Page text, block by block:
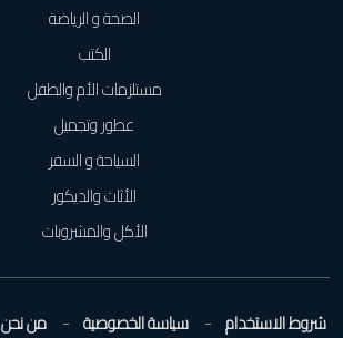
الصحة و الرياضة
الكتب
مستلزمات الأم والطفل
عطور وتجميل
السياحة و السفر
الأثاث والديكور
الأكل والمشروبات
شروط الاستخدام سياسة الخصوصية من نحن